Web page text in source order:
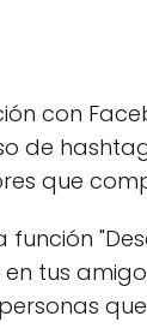
con
de
que
función
tus